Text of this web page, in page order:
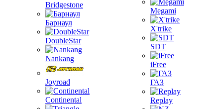
Bridgestone
Барнаул
DoubleStar
Nankang
Joyroad
Continental
Megami
X'trike
SDT
iFree
ГАЗ
Replay